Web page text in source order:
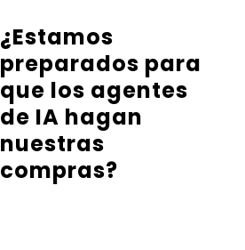
¿Estamos
preparados para
que los agentes
de IA hagan
nuestras
compras?